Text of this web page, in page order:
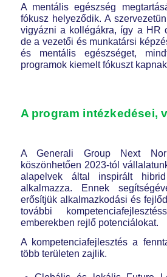
A mentális egészség
fókusz helyeződik. A
vigyázni a kollégákra, így a HR
de a vezetői és munkatársi
és mentális egészséget,
programok kiemelt fókuszt
A program intézkedései,
A Generali Group Next
köszönhetően 2023-tól
alapelvek által inspirált hibrid
alkalmazza. Ennek
erősítjük alkalmazkodási és
további
emberekben rejlő potenciálokat.
A kompetenciafejlesztés a
több területen zajlik.